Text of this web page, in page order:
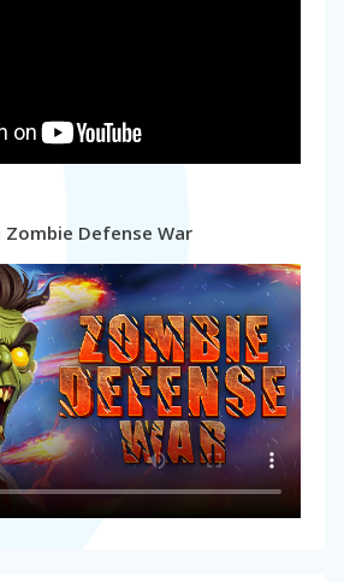
Defense War